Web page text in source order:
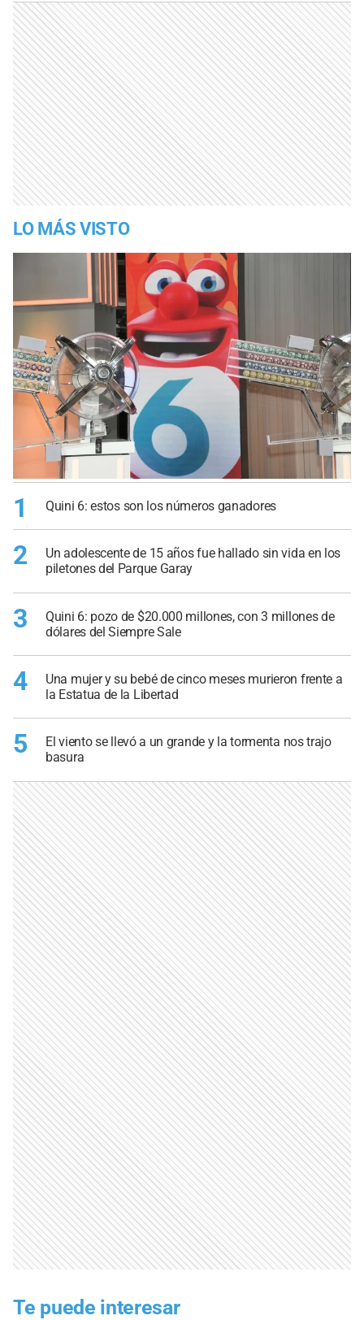
LO MÁS VISTO
1 Quini 6: estos son los números ganadores
2
Un adolescente de 15 años fue hallado sin vida en los
piletones del Parque Garay
3
Quini 6: pozo de $20.000 millones, con 3 millones de
dólares del Siempre Sale
4
Una mujer y su bebé de cinco meses murieron frente a
la Estatua de la Libertad
5
El viento se llevó a un grande y la tormenta nos trajo
basura
Te puede interesar